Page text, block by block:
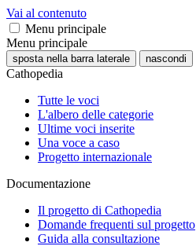
Vai al contenuto
Menu principale
Menu principale
sposta nella barra laterale nascondi
Cathopedia
Tutte le voci
L'albero delle categorie
Ultime voci inserite
Una voce a caso
Progetto internazionale
Documentazione
Il progetto di Cathopedia
Domande frequenti sul progetto
Guida alla consultazione